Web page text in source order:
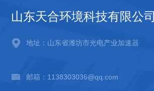
山东天合环境科技有限公司
地址：山东省潍坊市光电产业加速器
邮箱：1138303036@qq.com